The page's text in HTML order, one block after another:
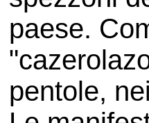
paese.
pentole,